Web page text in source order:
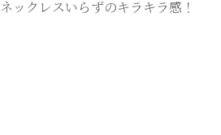
ネックレスいらずのキラキラ感！